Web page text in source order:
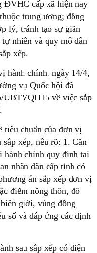
ĐVHC cấp xã hiện nay
trung ương; đồng
lý, tránh tạo sự giãn
nhiên và quy mô dân
xếp.
hành chính, ngày 14/4,
vụ Quốc hội đã
UBTVQH15 về việc sắp
chuẩn của đơn vị
sắp xếp, nêu rõ: 1. Căn
hành chính quy định tại
nhân dân cấp tỉnh có
án sắp xếp đơn vị
điểm nông thôn, đô
giới, vùng đồng
số và đáp ứng các định
sau sắp xếp có diện